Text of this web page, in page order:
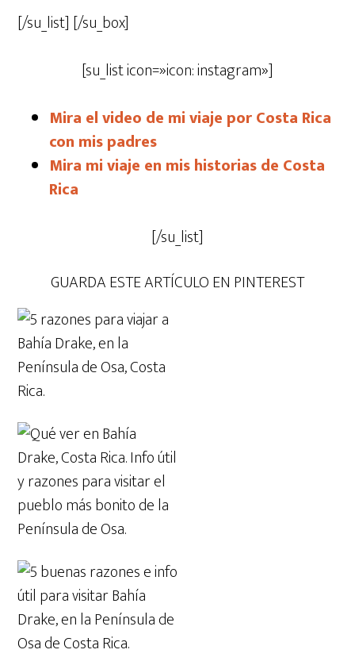
[/su_list] [/su_box]
[su_list icon=»icon: instagram»]
Mira el video de mi viaje por Costa Rica
con mis padres
Mira mi viaje en mis historias de Costa
Rica
[/su_list]
GUARDA ESTE ARTÍCULO EN PINTEREST